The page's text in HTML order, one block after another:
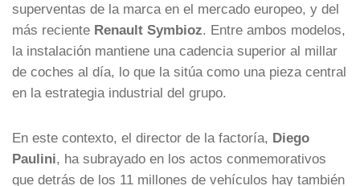
superventas de la marca en el mercado europeo, y del
más reciente Renault Symbioz. Entre ambos modelos,
la instalación mantiene una cadencia superior al millar
de coches al día, lo que la sitúa como una pieza central
en la estrategia industrial del grupo.
En este contexto, el director de la factoría, Diego
Paulini, ha subrayado en los actos conmemorativos
que detrás de los 11 millones de vehículos hay también